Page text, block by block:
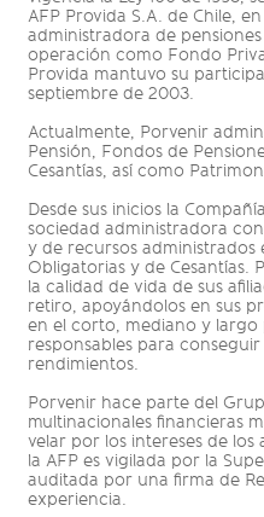
AFP Provida S.A. de Chile,
administradora de
operación como Fondo
Provida mantuvo su
septiembre de 2003.
Actualmente, Porvenir
Pensión, Fondos de
Cesantías, así como
Desde sus inicios la
sociedad administradora
y de recursos administrados
Obligatorias y de Cesantías.
la calidad de vida de sus
retiro, apoyándolos en sus
en el corto, mediano y largo
responsables para
rendimientos.
Porvenir hace parte del
multinacionales financieras
velar por los intereses de los
la AFP es vigilada por la
auditada por una firma de
experiencia.